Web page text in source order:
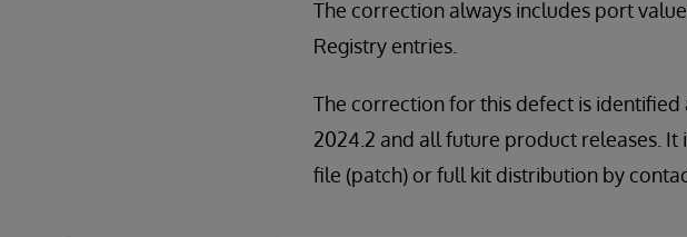
The correction always includes port
Registry entries.
The correction for this defect is identified
2024.2 and all future product releases.
file (patch) or full kit distribution by